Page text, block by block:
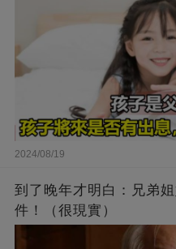
2024/08/19
到了晚年才明白：兄弟
件！（很現實）